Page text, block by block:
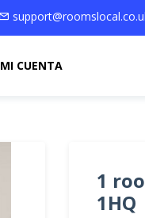
MI CUENTA
1
1HQ